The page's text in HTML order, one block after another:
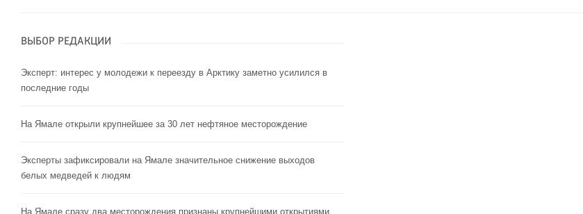
ВЫБОР РЕДАКЦИИ
Эксперт: интерес у молодежи к переезду в Арктику заметно усилился в
последние годы
На Ямале открыли крупнейшее за 30 лет нефтяное месторождение
Эксперты зафиксировали на Ямале значительное снижение выходов
белых медведей к людям
На Ямале сразу два месторождения признаны крупнейшими открытиями